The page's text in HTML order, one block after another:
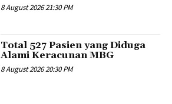
8 August 2026 21:30 PM
Total 527 Pasien yang Diduga
Alami Keracunan MBG
8 August 2026 20:30 PM